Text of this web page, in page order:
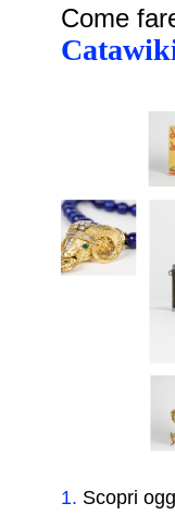
Come
1. Scopri